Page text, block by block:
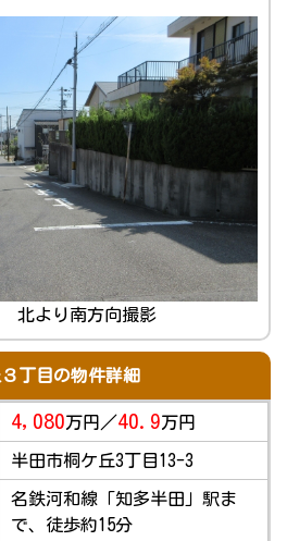
北より南方向撮影
丁目の物件詳細
4,080万円／40.9万円
半田市桐ケ丘3丁目13-3
名鉄河和線「知多半田」駅ま
で、徒歩約15分